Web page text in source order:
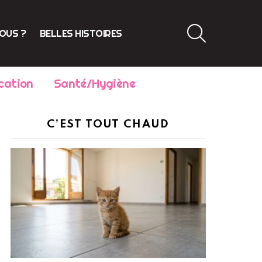
? BELLES HISTOIRES
Santé/Hygiène
C’EST TOUT CHAUD